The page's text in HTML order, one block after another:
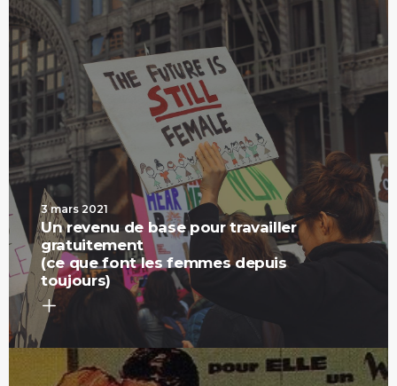
3 mars 2021
Un revenu de base pour travailler
gratuitement
(ce que font les femmes depuis
toujours)